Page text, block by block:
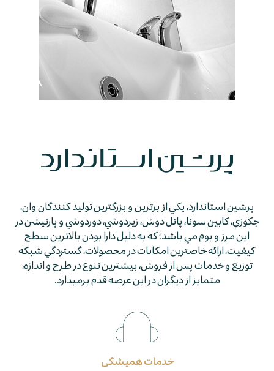
پرشين استاندارد، يكي از برترين و بزرگترين توليد كنندگان وان،
جكوزي، كابين سونا، پانل دوش، زيردوشي، دوردوشي و پارتيشن در
اين مرز و بوم مي باشد؛ كه به دليل دارا بودن بالاترين سطح
كيفيت، ارائه خاصترين امكانات در محصولات، گستردگي شبكه
توزيع و خدمات پس از فروش، بيشترين تنوع در طرح و اندازه،
متمايز از ديگران در اين عرصه قدم برمي­دارد.
خدمات همیشگی